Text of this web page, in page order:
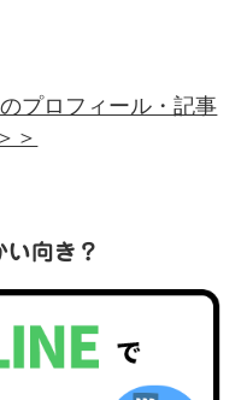
プロフィール・記事
＞
向き？